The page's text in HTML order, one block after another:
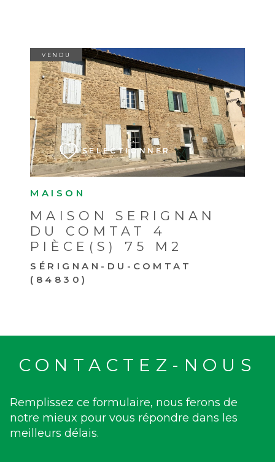
MAISON
MAISON SERIGNAN
DU COMTAT 4
PIÈCE(S) 75 M2
SÉRIGNAN-DU-COMTAT
(84830)
VENDU
SÉLECTIONNER
VOIR LE BIEN
CONTACTEZ-NOUS
Remplissez ce formulaire, nous ferons de
notre mieux pour vous répondre dans les
meilleurs délais.